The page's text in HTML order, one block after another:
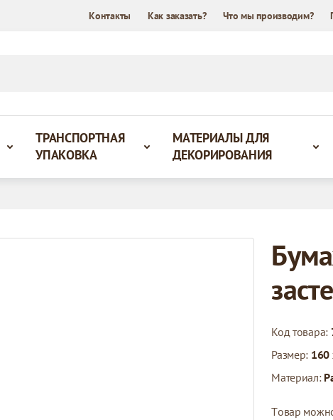
Контакты Как заказать? Что мы производим?
ТРАНСПОРТНАЯ
УПАКОВКА
МАТЕРИАЛЫ ДЛЯ
ДЕКОРИРОВАНИЯ
Код товара:
Размер: 160
Материал:
Tовар